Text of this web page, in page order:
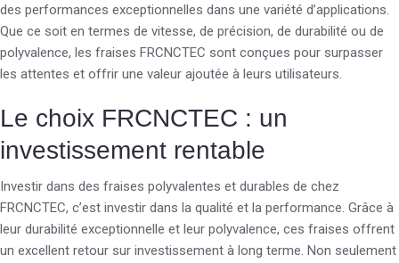
des performances exceptionnelles dans une variété d’applications.
Que ce soit en termes de vitesse, de précision, de durabilité ou de
polyvalence, les fraises FRCNCTEC sont conçues pour surpasser
les attentes et offrir une valeur ajoutée à leurs utilisateurs.
Le choix FRCNCTEC : un
investissement rentable
Investir dans des fraises polyvalentes et durables de chez
FRCNCTEC, c’est investir dans la qualité et la performance. Grâce à
leur durabilité exceptionnelle et leur polyvalence, ces fraises offrent
un excellent retour sur investissement à long terme. Non seulement